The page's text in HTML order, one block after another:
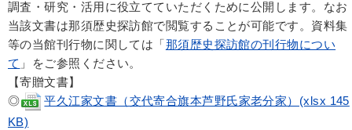
調査・研究・活用に役立てていただくために公開します。なお
当該文書は那須歴史探訪館で閲覧することが可能です。資料集
等の当館刊行物に関しては「 那須歴史探訪館の刊行物につい
て 」をご参照ください。
【寄贈文書】
◎
平久江家文書（交代寄合旗本芦野氏家老分家）(xlsx 145
KB)